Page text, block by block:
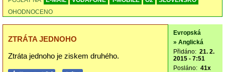
OHODNOCENO
ZTRÁTA JEDNOHO
Ztráta jednoho je ziskem druhého.
Evropská
» Anglická
Přidáno: 21. 2.
2015 - 7:51
Posláno: 41x